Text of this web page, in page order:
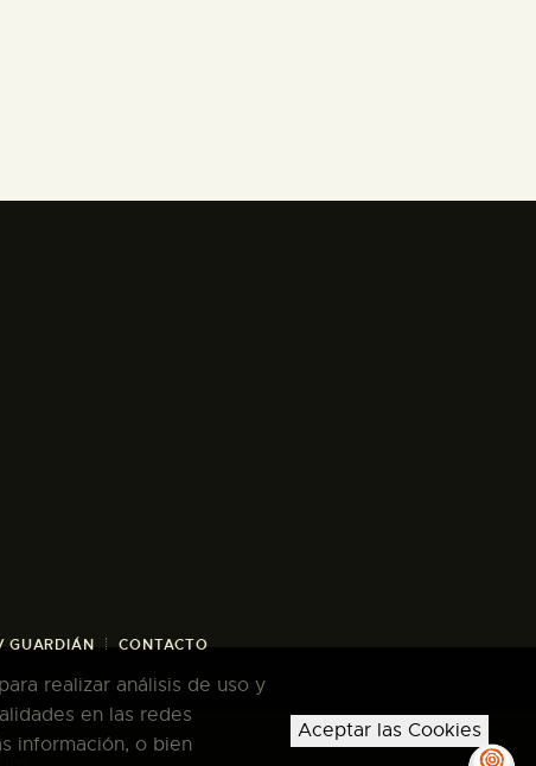
GUARDIÁN CONTACTO
realizar análisis de uso y
en las redes
información, o bien
Aceptar las Cookies